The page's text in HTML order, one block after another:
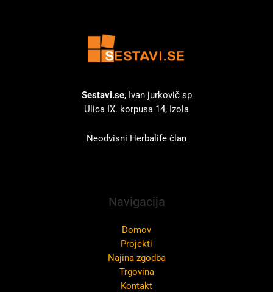
Sestavi.se, Ivan jurkovič sp
Ulica IX. korpusa 14, Izola
Neodvisni Herbalife član
Navigacija
Domov
Projekti
Najina zgodba
Trgovina
Kontakt